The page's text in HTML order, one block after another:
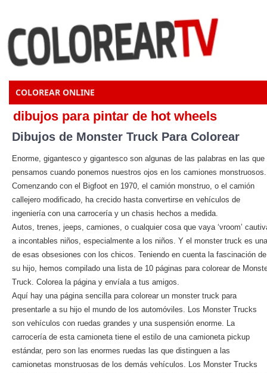
COLOREAR ONLINE
dibujos para pintar de hot wheels
Dibujos de Monster Truck Para Colorear
Enorme, gigantesco y gigantesco son algunas de las palabras en las que
pensamos cuando ponemos nuestros ojos en los camiones monstruosos.
Comenzando con el Bigfoot en 1970, el camión monstruo, o el camión
callejero modificado, ha crecido hasta convertirse en vehículos de
ingeniería con una carrocería y un chasis hechos a medida.
Autos, trenes, jeeps, camiones, o cualquier cosa que vaya ‘vroom’
a incontables niños, especialmente a los niños. Y el monster truck es una
de esas obsesiones con los chicos. Teniendo en cuenta la fascinación de
su hijo, hemos compilado una lista de 10 páginas para colorear de
Truck. Colorea la página y envíala a tus amigos.
Aquí hay una página sencilla para colorear un monster truck para
presentarle a su hijo el mundo de los automóviles. Los Monster Trucks
son vehículos con ruedas grandes y una suspensión enorme. La
carrocería de esta camioneta tiene el estilo de una camioneta pickup
estándar, pero son las enormes ruedas las que distinguen a las
camionetas monstruosas de los demás vehículos. Los Monster Trucks